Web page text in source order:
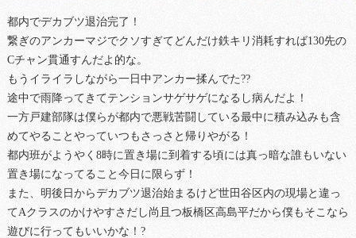
都内でデカブツ退治完了！
繋ぎのアンカーマジでクソすぎてどんだけ鉄キリ消耗すれば130先の
Cチャン貫通すんだよ的な。
もうイライラしながら一日中アンカー揉んでた??
途中で雨降ってきてテンションサゲサゲになるし病んだよ！
一方戸建部隊は僕らが都内で悪戦苦闘している最中に積み込みも含
めてやることやっていつもさっさと帰りやがる！
都内班がようやく8時に置き場に到着する頃には真っ暗な誰もいない
置き場になってること今日に限らず！
また、明後日からデカブツ退治始まるけど世田谷区内の現場と違っ
てAクラスのかけやすさだし尚且つ板橋区高島平だから僕もそこなら
遊びに行ってもいいかな！?